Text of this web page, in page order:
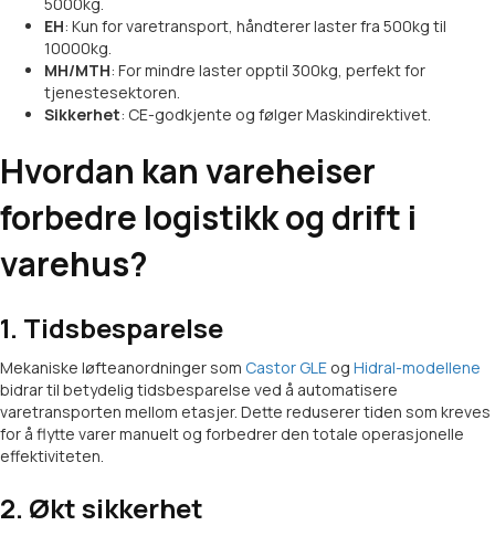
EH: Kun for varetransport, håndterer laster fra 500kg til
10000kg.
MH/MTH: For mindre laster opptil 300kg, perfekt for
tjenestesektoren.
Sikkerhet: CE-godkjente og følger Maskindirektivet.
Hvordan kan vareheiser
forbedre logistikk og drift i
varehus?
1. Tidsbesparelse
Mekaniske løfteanordninger som Castor GLE og Hidral-modellene
bidrar til betydelig tidsbesparelse ved å automatisere
varetransporten mellom etasjer. Dette reduserer tiden som kreves
for å flytte varer manuelt og forbedrer den totale operasjonelle
effektiviteten.
2. Økt sikkerhet